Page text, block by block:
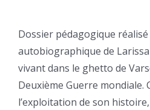
Dossier pédagogique
autobiographique de
vivant dans le ghetto de
Deuxième Guerre mondiale.
l’exploitation de son